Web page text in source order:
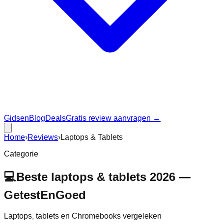
GidsenBlogDealsGratis review aanvragen →
Home›Reviews›Laptops & Tablets
Categorie
💻Beste laptops & tablets 2026 —
GetestEnGoed
Laptops, tablets en Chromebooks vergeleken